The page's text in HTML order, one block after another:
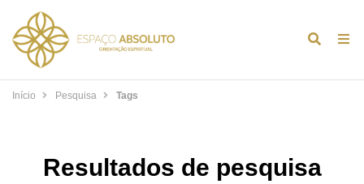
de
Início Pesquisa Tags
Resultados de pesquisa